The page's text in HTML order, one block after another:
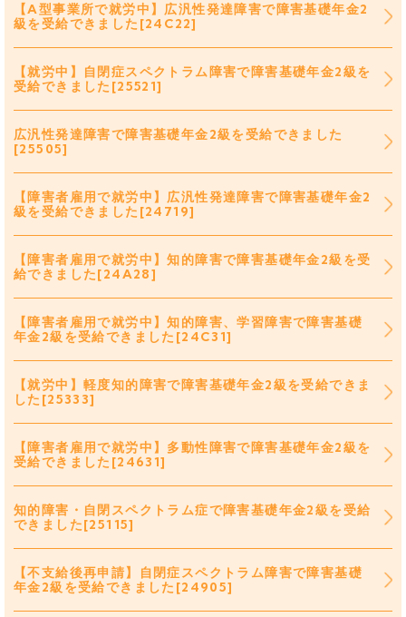
【A型事業所で就労中】広汎性発達障害で障害基礎年金2
級を受給できました[24C22]
【就労中】自閉症スペクトラム障害で障害基礎年金2級を
受給できました[25521]
広汎性発達障害で障害基礎年金2級を受給できました
[25505]
【障害者雇用で就労中】広汎性発達障害で障害基礎年金2
級を受給できました[24719]
【障害者雇用で就労中】知的障害で障害基礎年金2級を受
給できました[24A28]
【障害者雇用で就労中】知的障害、学習障害で障害基礎
年金2級を受給できました[24C31]
【就労中】軽度知的障害で障害基礎年金2級を受給できま
した[25333]
【障害者雇用で就労中】多動性障害で障害基礎年金2級を
受給できました[24631]
知的障害・自閉スペクトラム症で障害基礎年金2級を受給
できました[25115]
【不支給後再申請】自閉症スペクトラム障害で障害基礎
年金2級を受給できました[24905]